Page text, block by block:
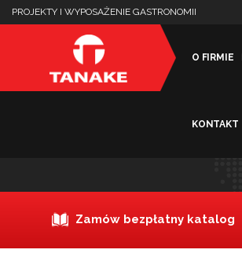
PROJEKTY I WYPOSAŻENIE GASTRONOMII
O FIRMIE
KONTAKT
Zamów bezpłatny katalog